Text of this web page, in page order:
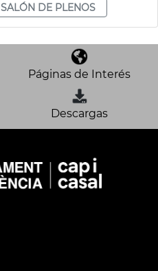
SALÓN DE PLENOS
Páginas de Interés
Descargas